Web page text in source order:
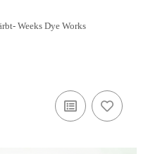
Weeks Dye Works